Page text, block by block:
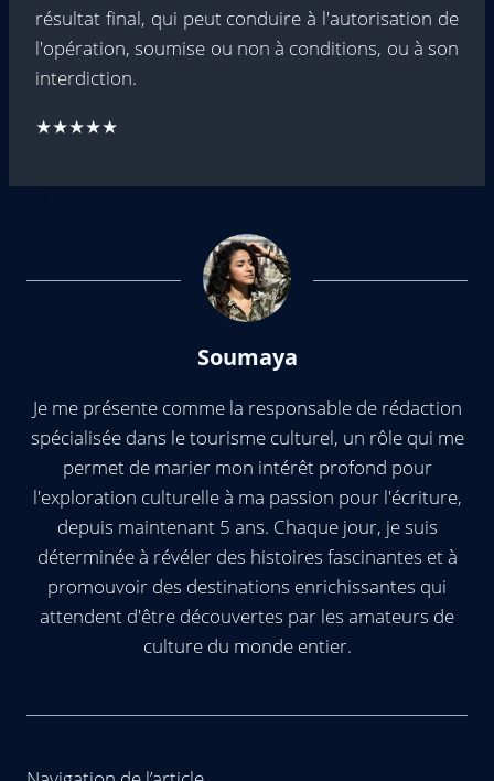
résultat final, qui peut conduire à l'autorisation de
l'opération, soumise ou non à conditions, ou à son
interdiction.
★★★★★
Soumaya
Je me présente comme la responsable de rédaction
spécialisée dans le tourisme culturel, un rôle qui me
permet de marier mon intérêt profond pour
l'exploration culturelle à ma passion pour l'écriture,
depuis maintenant 5 ans. Chaque jour, je suis
déterminée à révéler des histoires fascinantes et à
promouvoir des destinations enrichissantes qui
attendent d'être découvertes par les amateurs de
culture du monde entier.